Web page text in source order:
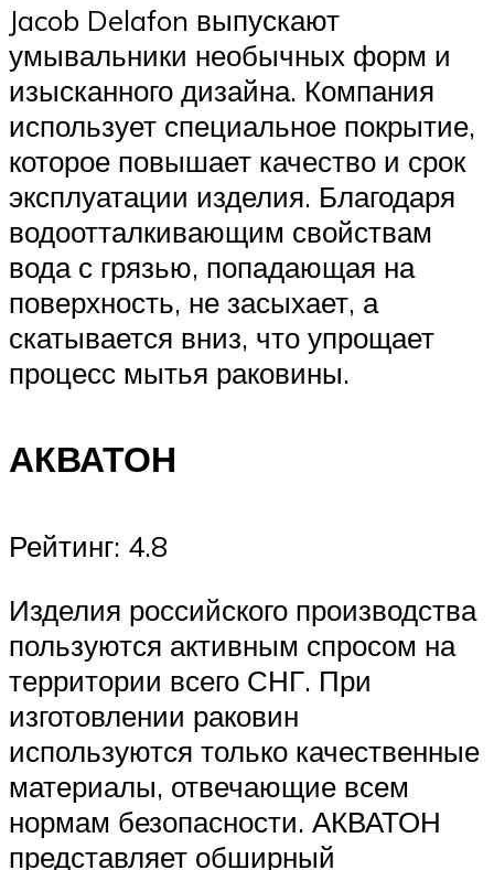
Jacob Delafon выпускают
умывальники необычных форм и
изысканного дизайна. Компания
использует специальное покрытие,
которое повышает качество и срок
эксплуатации изделия. Благодаря
водоотталкивающим свойствам
вода с грязью, попадающая на
поверхность, не засыхает, а
скатывается вниз, что упрощает
процесс мытья раковины.
АКВАТОН
Рейтинг: 4.8
Изделия российского производства
пользуются активным спросом на
территории всего СНГ. При
изготовлении раковин
используются только качественные
материалы, отвечающие всем
нормам безопасности. АКВАТОН
представляет обширный